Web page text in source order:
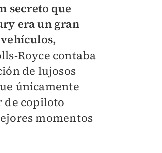
secreto que
era un gran
Royce contaba
de lujosos
únicamente
copiloto
momentos